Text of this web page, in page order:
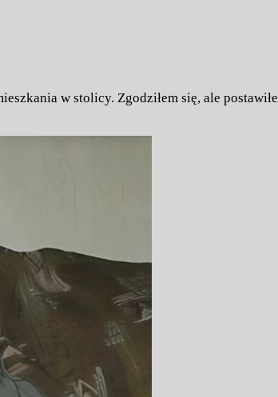
w stolicy. Zgodziłem się, ale